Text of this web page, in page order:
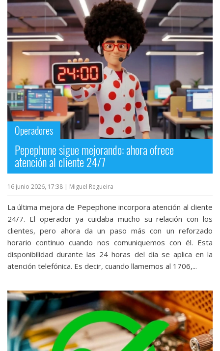
Operadores
Pepephone sigue mejorando: ahora ofrece
atención al cliente 24/7
16 junio 2026, 17:38 | Miguel Regueira
La última mejora de Pepephone incorpora atención al cliente
24/7. El operador ya cuidaba mucho su relación con los
clientes, pero ahora da un paso más con un reforzado
horario continuo cuando nos comuniquemos con él. Esta
disponibilidad durante las 24 horas del día se aplica en la
atención telefónica. Es decir, cuando llamemos al 1706,...